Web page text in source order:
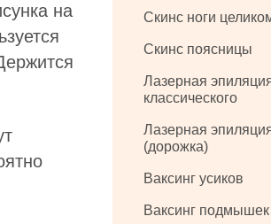
на
Скинс ноги
Скинс поясницы
Лазерная
классического
Лазерная
(дорожка)
Ваксинг усиков
Ваксинг подмышек